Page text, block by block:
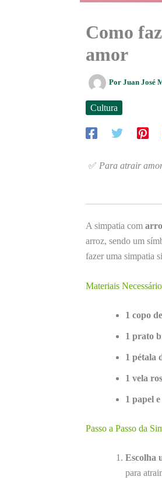
Como
amor
Por Juan José
Cultura
✅ Para atrair
A simpatia com
arroz, sendo um
fazer uma simpatia
Materiais
1 copo
1 prato
1 pétala
1 vela
1 papel
Passo a Passo da
Escolha
para